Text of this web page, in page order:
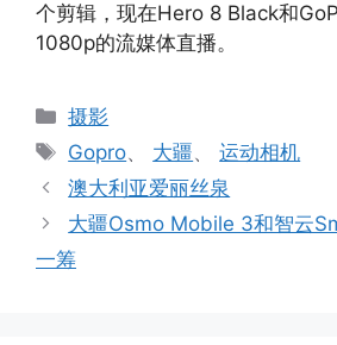
个剪辑，现在Hero 8 Black和
1080p的流媒体直播。
分
类
摄影
标
签
Gopro、 大疆、运动相机
澳大利亚爱丽丝泉
大疆Osmo Mobile 3和智云
一筹